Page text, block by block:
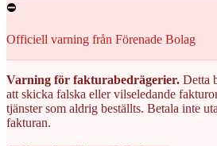
⛔
Officiell varning från Förenade Bolag
Varning för fakturabedrägerier. Detta
att skicka falska eller vilseledande
tjänster som aldrig beställts. Betala inte
fakturan.